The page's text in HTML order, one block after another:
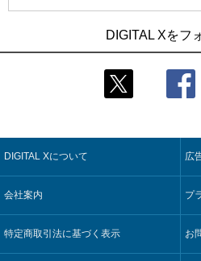
技術を使う抽出方法の研究開始
Umios、消費者起点の販売計画
4
【COMPUTEX 2026：Arm編
5 フィジカルAIが迫る“人と機械
合基盤を本格稼働
鹿島建設、鋼管柱へのコンク
AIを遠隔監視システムに実装
4
そもそも今の仕事はAIエージ
5
製造業の現場の暗黙知を組織
管理基盤、LIGHTzが提供
DIGITAL Xをフ
DIGITAL Xについて 広
会社案内 プ
特定商取引法に基づく表示 お